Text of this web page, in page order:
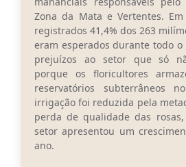
Zona da Mata e Vertentes.
registrados 41,4% dos 263
eram esperados durante todo o
prejuízos ao setor que só
porque os floricultores
reservatórios subterrâneos
irrigação foi reduzida pela
perda de qualidade das
setor apresentou um
ano.